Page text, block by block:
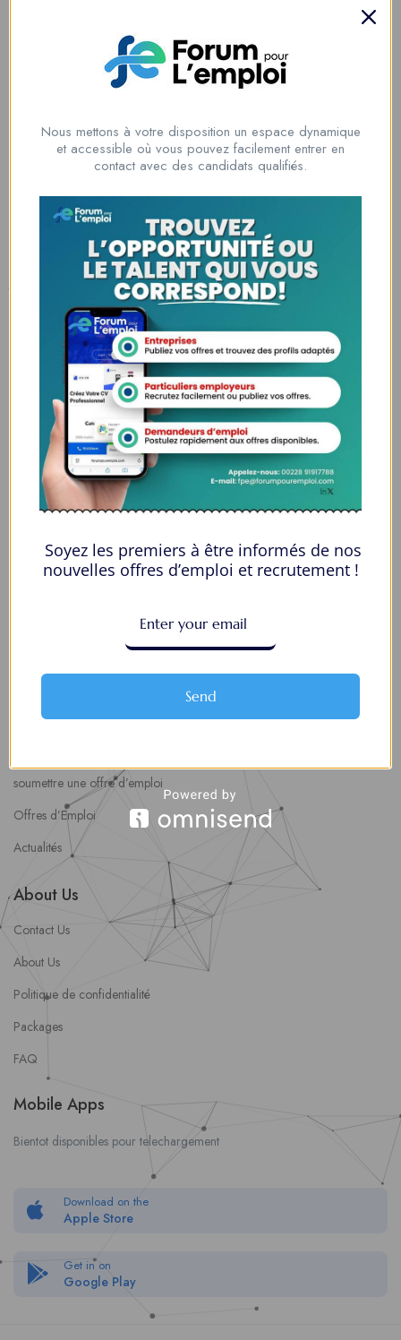
Nous contacter
00228 91917788
la solution idéale pour tous ceux qui cherchent à se connecter au
monde du travail. Que vous soyez à la recherche d’une nouvelle
opportunité professionnelle ou que vous souhaitiez recruter les meilleurs
Lome, Togo
fpe@forumpouremploi.com / 0022891917788
Espaces Candidats
Parcourir les Candidats
Tableau de Bord
Alertes d’Emploi
Mes Favoris
Postuler en ligne : 5 erreurs courantes à éviter pour maximiser vos
8 Décisions Importantes Pour Ne Pas Vivre Avec Des Regrets
Espace Employeurs
Parcourirs les employeurs
soumettre une offre d’emploi
Offres d’Emploi
Actualités
About Us
Contact Us
About Us
Politique de confidentialité
Packages
FAQ
Mobile Apps
Bientot disponibles pour telechargement
Download on the
Apple Store
Get in on
Google Play
Nous mettons à votre disposition un espace dynamique
et accessible où vous pouvez facilement entrer en
contact avec des candidats qualifiés.
Soyez les premiers à être informés de nos
nouvelles offres d’emploi et recrutement !
Send